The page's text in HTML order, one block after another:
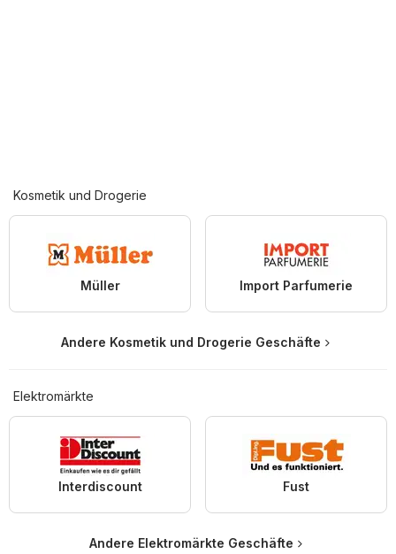
Kosmetik und Drogerie
Müller Import Parfumerie
Andere Kosmetik und Drogerie Geschäfte
Elektromärkte
Interdiscount Fust
Andere Elektromärkte Geschäfte